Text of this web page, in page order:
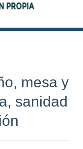
mesa y
sanidad